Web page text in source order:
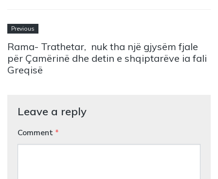
Previous
Rama- Trathetar, nuk tha një gjysëm fjale
për Çamërinë dhe detin e shqiptarëve ia fali
Greqisë
Leave a reply
Comment *